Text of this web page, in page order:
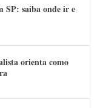
SP: saiba onde ir e
orienta como